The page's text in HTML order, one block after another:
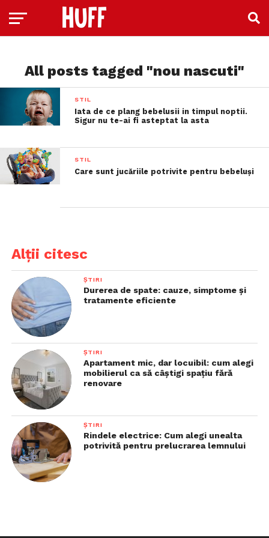
All posts tagged "nou nascuti"
STIL
Iata de ce plang bebelusii in timpul noptii.
Sigur nu te-ai fi asteptat la asta
STIL
Care sunt jucăriile potrivite pentru bebeluşi
Alții citesc
ȘTIRI
Durerea de spate: cauze, simptome și
tratamente eficiente
ȘTIRI
Apartament mic, dar locuibil: cum alegi
mobilierul ca să câștigi spațiu fără
renovare
ȘTIRI
Rindele electrice: Cum alegi unealta
potrivită pentru prelucrarea lemnului